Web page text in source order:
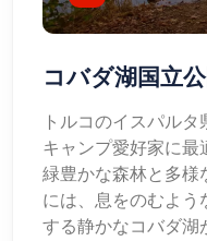
コバダ湖国立
トルコのイスパルタ
キャンプ愛好家に最
緑豊かな森林と多様
には、息をのむよ
する静かなコバダ湖